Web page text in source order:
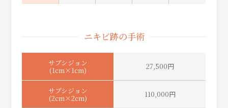
ニキビ跡の手術
サブシジョン
(1cm×1cm) 27,500円
サブシジョン
(2cm×2cm) 110,000円